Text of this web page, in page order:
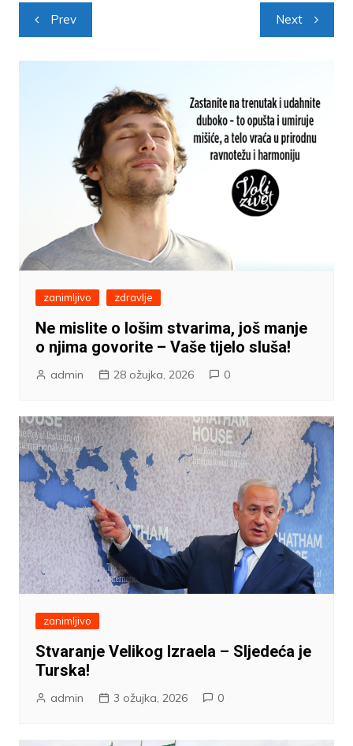
Navigacija
objava
Prev Next
zanimljivo zdravlje
Ne mislite o lošim stvarima, još manje
o njima govorite – Vaše tijelo sluša!
admin 28 ožujka, 2026 0
zanimljivo
Stvaranje Velikog Izraela – Sljedeća je
Turska!
admin 3 ožujka, 2026 0